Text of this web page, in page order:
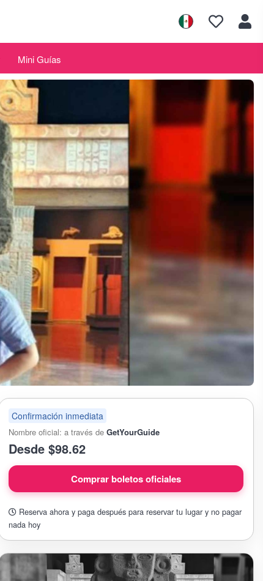
Mini Guías
Confirmación inmediata
Nombre oficial: a través de GetYourGuide
Desde $98.62
Comprar boletos oficiales
Reserva ahora y paga después para reservar tu lugar y no pagar
nada hoy